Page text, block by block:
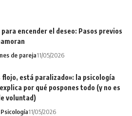
para encender el deseo: Pasos previos
de pareja11/05/2026
flojo, está paralizado»: la psicología
por qué pospones todo (y no es
voluntad)
11/05/2026